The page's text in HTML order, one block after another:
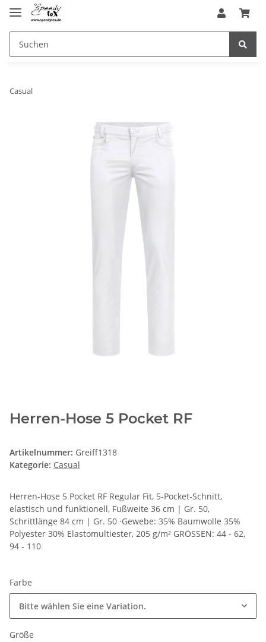
Casual
Herren-Hose 5 Pocket RF
Artikelnummer: Greiff1318
Kategorie: Casual
Herren-Hose 5 Pocket RF Regular Fit, 5-Pocket-Schnitt,
elastisch und funktionell, Fußweite 36 cm | Gr. 50,
Schrittlänge 84 cm | Gr. 50 ·Gewebe: 35% Baumwolle 35%
Polyester 30% Elastomultiester, 205 g/m² GRÖSSEN: 44 - 62,
94 - 110
Farbe
Bitte wählen Sie eine Variation.
Größe